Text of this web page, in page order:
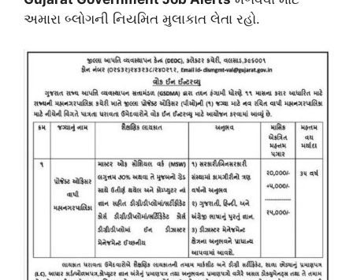
અમારા બ્લોગની નિયમિત મુલાકાત લેતા રહો.